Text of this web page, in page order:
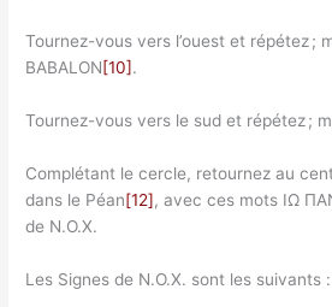
Tournez-vous vers l’ouest et répétez ;
BABALON[10].
Tournez-vous vers le sud et répétez ;
Complétant le cercle, retournez au
dans le Péan[12], avec ces mots ΙΩ
de N.O.X.
Les Signes de N.O.X. sont les suivants :